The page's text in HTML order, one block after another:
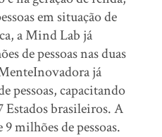
em situação de
a Mind Lab já
de pessoas nas duas
já
pessoas, capacitando
Estados brasileiros. A
milhões de pessoas.